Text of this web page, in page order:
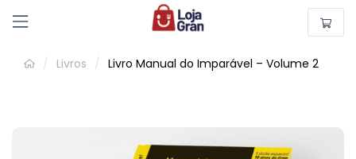
/ Livros / Livro Manual do Imparável – Volume 2